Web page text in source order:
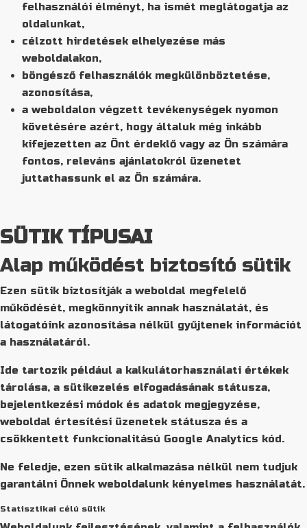
felhasználói élményt, ha ismét meglátogatja az
oldalunkat,
célzott hirdetések elhelyezése más
weboldalakon,
böngésző felhasználók megkülönböztetése,
azonosítása,
a weboldalon végzett tevékenységek nyomon
követésére azért, hogy általuk még inkább
kifejezetten az Önt érdeklő vagy az Ön számára
fontos, releváns ajánlatokról üzenetet
juttathassunk el az Ön számára.
SÜTIK TÍPUSAI
Alap működést biztosító sütik
Ezen sütik biztosítják a weboldal megfelelő
működését, megkönnyítik annak használatát, és
látogatóink azonosítása nélkül gyűjtenek információt
a használatáról.
Ide tartozik például a kalkulátorhasználati értékek
tárolása, a sütikezelés elfogadásának státusza,
bejelentkezési módok és adatok megjegyzése,
weboldal értesítési üzenetek státusza és a
csökkentett funkcionalitású Google Analytics kód.
Ne feledje, ezen sütik alkalmazása nélkül nem tudjuk
garantálni Önnek weboldalunk kényelmes használatát.
Statisztikai célú sütik